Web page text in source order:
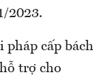
2023.
pháp cấp bách
trợ cho